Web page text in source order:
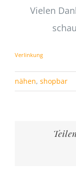
Vielen
Verlinkung
nähen, shopbar